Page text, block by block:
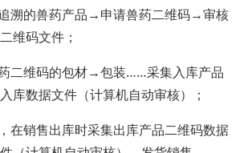
溯的兽药产品→申请兽药二维码→审核
维码文件；
二维码的包材→包装……采集入库产品
库数据文件（计算机自动审核）；
在销售出库时采集出库产品二维码数据